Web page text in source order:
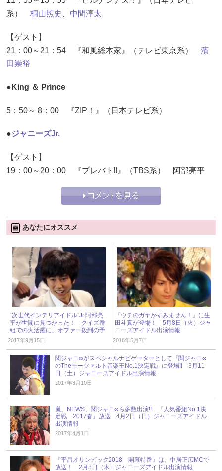
系） 桐山照史 中間淳太
【ゲスト】
21：00～21：54 『和風総本家』（テレビ東京系） 濱
田崇裕
●King ＆ Prince
5：50～ 8：00 『ZIP！』（日本テレビ系）
●ジャニーズJr.
【ゲスト】
19：00～20：00 『プレバト!!』（TBS系） 阿部亮平
あなたにオススメ
“次世代インテリアイドル”Jr.阿部亮
平が世間に見つかった！ クイズ番
組での大活躍に、オファー殺到の予
感!?
2017年9月15日
『ウチのガヤがすみません！』に生
田斗真が登場！ 5月8日（火）ジャ
ニーズアイドル出演情報
2018年5月7日
関ジャニ∞がスペシャルナビゲーターとして『関ジャニ∞
のTheモーツァルト音楽王No.1決定戦』に登場!! 3月11
日（土）ジャニーズアイドル出演情報
2017年3月10日
嵐、NEWS、関ジャニ∞ら多数出演!! 『人気番組No.1決
定戦 2017春』放送 4月2日（日）ジャニーズアイドル
出演情報
2017年4月1日
『平昌オリンピック2018 開幕特番』は、中居正広MCで
放送！ 2月8日（木）ジャニーズアイドル出演情報